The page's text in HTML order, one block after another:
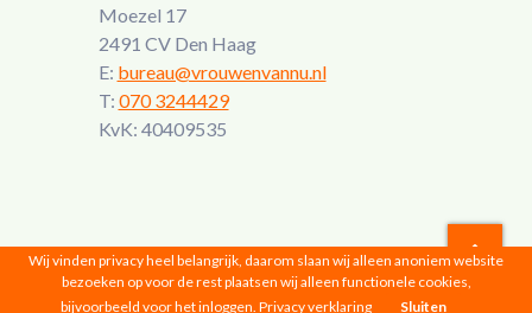
Moezel 17
2491 CV Den Haag
E: bureau@vrouwenvannu.nl
T: 070 3244429
KvK: 40409535
Vrouwen van Nu © 2026 |Privacyverklaring
Wij vinden privacy heel belangrijk, daarom slaan wij alleen anoniem website
bezoeken op voor de rest plaatsen wij alleen functionele cookies,
bijvoorbeeld voor het inloggen. Privacy verklaring Sluiten